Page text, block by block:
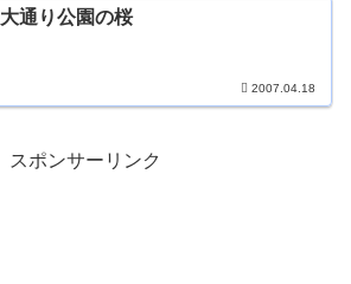
大通り公園の桜
2007.04.18
スポンサーリンク